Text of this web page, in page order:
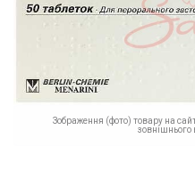
Зображення (фото) товару на
зовнішнього